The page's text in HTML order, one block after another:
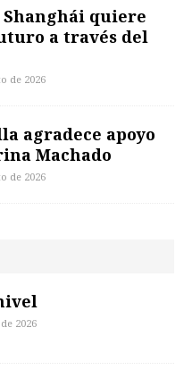
Shanghái quiere
a través del
de 2026
agradece apoyo
Machado
de 2026
2026